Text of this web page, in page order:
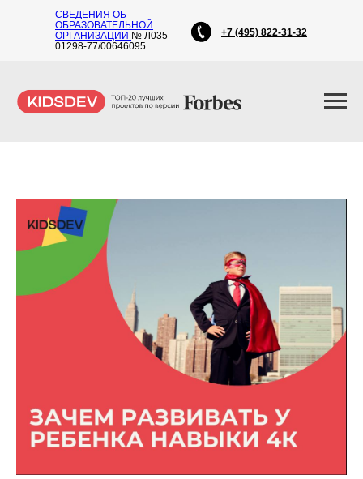
СВЕДЕНИЯ ОБ
ОБРАЗОВАТЕЛЬНОЙ
ОРГАНИЗАЦИИ № Л035-
01298-77/00646095
+7 (495) 822-31-32